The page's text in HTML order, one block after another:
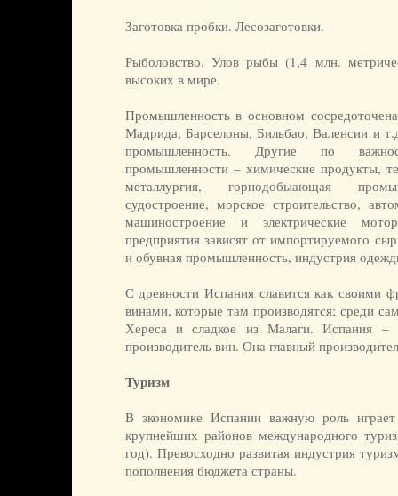
Заготовка пробки. Лесозаготовки.
Рыболовство. Улов рыбы (1,4 млн.
высоких в мире.
Промышленность в основном
Мадрида, Барселоны, Бильбао, Валенсии и
промышленность. Другие по
промышленности – химические продукты,
металлургия, горнодобыающая
судостроение, морское строительство,
машиностроение и электрические
предприятия зависят от импортируемого
и обувная промышленность, индустрия
С древности Испания славится как своими
винами, которые там производятся; среди
Хереса и сладкое из Малаги. Испания
производитель вин. Она главный
Туризм
В экономике Испании важную роль
крупнейших районов международного
год). Превосходно развитая индустрия
пополнения бюджета страны.